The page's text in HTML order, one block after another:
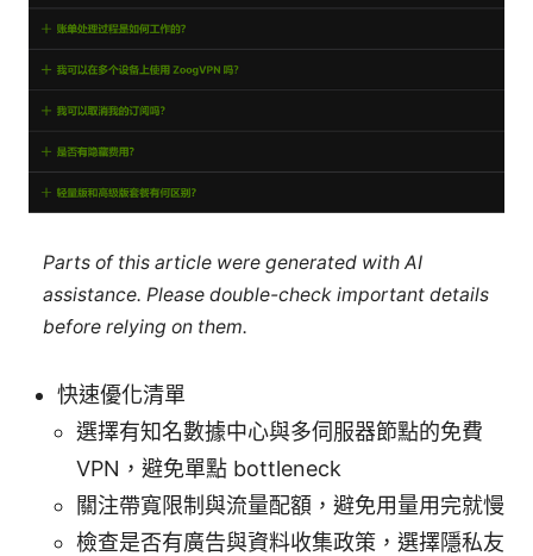
Parts of this article were generated with AI
assistance. Please double-check important details
before relying on them.
快速優化清單
選擇有知名數據中心與多伺服器節點的免費
VPN，避免單點 bottleneck
關注帶寬限制與流量配額，避免用量用完就慢
檢查是否有廣告與資料收集政策，選擇隱私友